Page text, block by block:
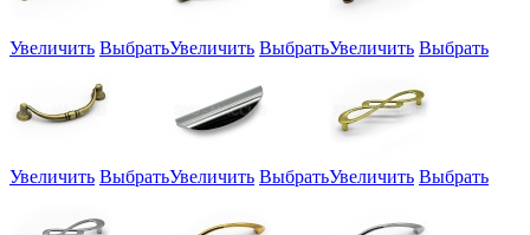
Увеличить ВыбратьУвеличить ВыбратьУвеличить Выбрать
Увеличить ВыбратьУвеличить ВыбратьУвеличить Выбрать